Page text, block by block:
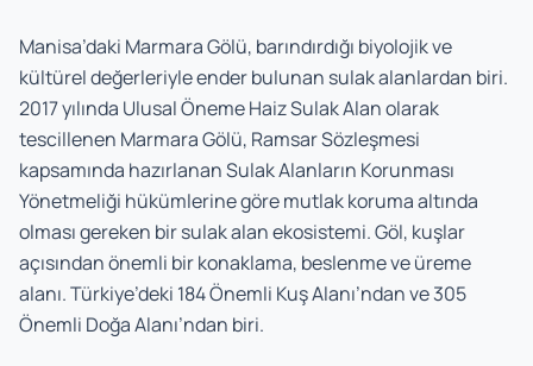
Manisa’daki Marmara Gölü, barındırdığı biyolojik ve
kültürel değerleriyle ender bulunan sulak alanlardan biri.
2017 yılında Ulusal Öneme Haiz Sulak Alan olarak
tescillenen Marmara Gölü, Ramsar Sözleşmesi
kapsamında hazırlanan Sulak Alanların Korunması
Yönetmeliği hükümlerine göre mutlak koruma altında
olması gereken bir sulak alan ekosistemi. Göl, kuşlar
açısından önemli bir konaklama, beslenme ve üreme
alanı. Türkiye’deki 184 Önemli Kuş Alanı’ndan ve 305
Önemli Doğa Alanı’ndan biri.